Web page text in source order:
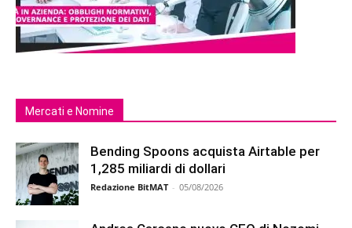
Mercati e Nomine
Bending Spoons acquista Airtable per
1,285 miliardi di dollari
Redazione BitMAT - 05/08/2026